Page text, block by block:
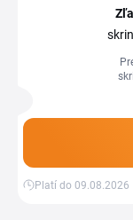
Platí do 09.08.2026